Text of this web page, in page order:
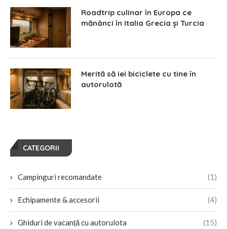
Roadtrip culinar în Europa ce
mănânci în Italia Grecia și Turcia
Merită să iei biciclete cu tine în
autorulotă
CATEGORII
Campinguri recomandate (1)
Echipamente & accesorii (4)
Ghiduri de vacanță cu autorulota (15)